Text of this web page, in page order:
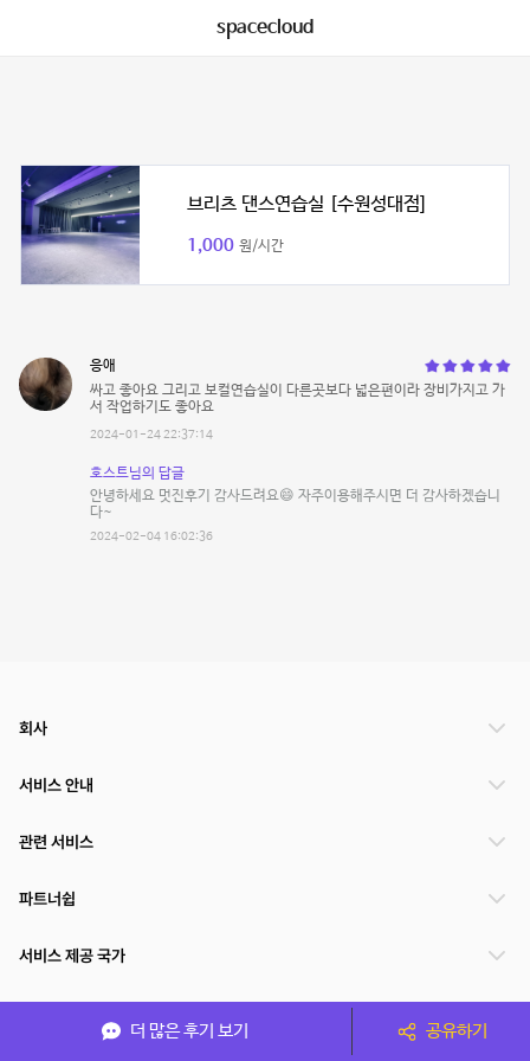
spacecloud
브리츠 댄스연습실 [수원성대점]
1,000 원/시간
응애
싸고 좋아요 그리고 보컬연습실이 다른곳보다 넓은편이라 장비가지고 가
서 작업하기도 좋아요
2024-01-24 22:37:14
호스트님의 답글
안녕하세요 멋진후기 감사드려요😄 자주이용해주시면 더 감사하겠습니
다~
2024-02-04 16:02:36
더 많은 후기 보기 공유하기
회사
서비스 안내
관련 서비스
파트너쉽
서비스 제공 국가
(주)NSPACE 사업자정보